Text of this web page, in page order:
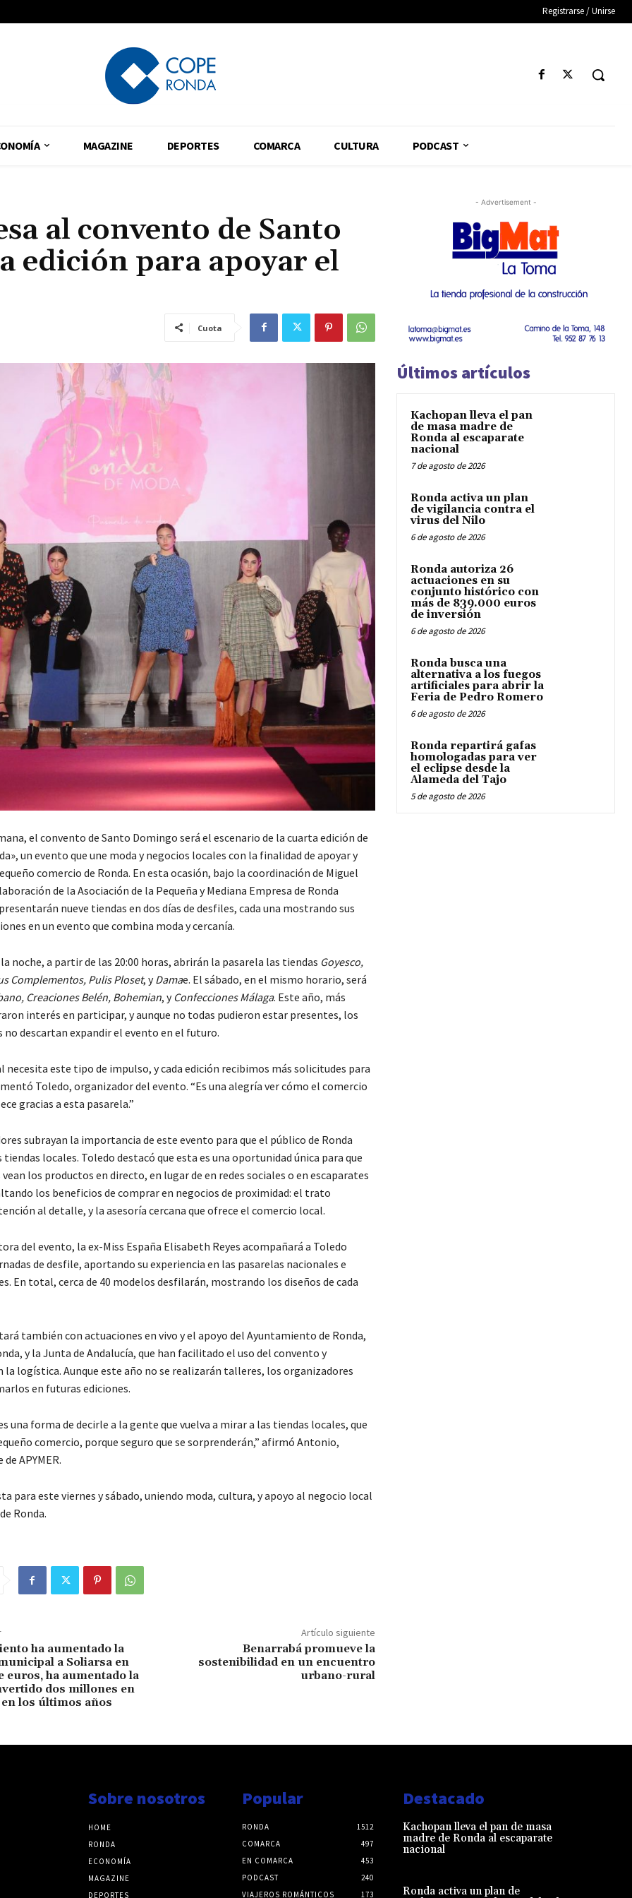
Registrarse / Unirse
MAGAZINE DEPORTES COMARCA CULTURA PODCAST
al convento de Santo
edición para apoyar el
Cuota
el convento de Santo Domingo será el escenario de la cuarta edición de
un evento que une moda y negocios locales con la finalidad de apoyar y
comercio de Ronda. En esta ocasión, bajo la coordinación de Miguel
de la Asociación de la Pequeña y Mediana Empresa de Ronda
nueve tiendas en dos días de desfiles, cada una mostrando sus
en un evento que combina moda y cercanía.
noche, a partir de las 20:00 horas, abrirán la pasarela las tiendas Goyesco,
Complementos, Pulis Ploset, yDamae. El sábado, en el mismo horario, será
Creaciones Belén, Bohemian, y Confecciones Málaga. Este año, más
interés en participar, y aunque no todas pudieron estar presentes, los
no descartan expandir el evento en el futuro.
necesita este tipo de impulso, y cada edición recibimos más solicitudes para
Toledo, organizador del evento. “Es una alegría ver cómo el comercio
gracias a esta pasarela.”
subrayan la importancia de este evento para que el público de Ronda
tiendas locales. Toledo destacó que esta es una oportunidad única para que
los productos en directo, en lugar de en redes sociales o en escaparates
los beneficios de comprar en negocios de proximidad: el trato
al detalle, y la asesoría cercana que ofrece el comercio local.
del evento, la ex-Miss España Elisabeth Reyes acompañará a Toledo
de desfile, aportando su experiencia en las pasarelas nacionales e
En total, cerca de 40 modelos desfilarán, mostrando los diseños de cada
también con actuaciones en vivo y el apoyo del Ayuntamiento de Ronda,
y la Junta de Andalucía, que han facilitado el uso del convento y
la logística. Aunque este año no se realizarán talleres, los organizadores
en futuras ediciones.
una forma de decirle a la gente que vuelva a mirar a las tiendas locales, que
comercio, porque seguro que se sorprenderán,” afirmó Antonio,
APYMER.
para este viernes y sábado, uniendo moda, cultura, y apoyo al negocio local
Ronda.
ha aumentado la
a Soliarsa en
euros, ha aumentado la
dos millones en
los últimos años
Artículo siguiente
Benarrabá promueve la
sostenibilidad en un encuentro
urbano-rural
- Advertisement -
Últimos artículos
Kachopan lleva el pan
de masa madre de
Ronda al escaparate
nacional
7 de agosto de 2026
Ronda activa un plan
de vigilancia contra el
virus del Nilo
6 de agosto de 2026
Ronda autoriza 26
actuaciones en su
conjunto histórico con
más de 839.000 euros
de inversión
6 de agosto de 2026
Ronda busca una
alternativa a los fuegos
artificiales para abrir la
Feria de Pedro Romero
6 de agosto de 2026
Ronda repartirá gafas
homologadas para ver
el eclipse desde la
Alameda del Tajo
5 de agosto de 2026
Sobre nosotros
HOME
RONDA
ECONOMÍA
MAGAZINE
DEPORTES
Popular
RONDA
1512
COMARCA
497
EN COMARCA
453
PODCAST
240
VIAJEROS ROMÁNTICOS
173
Destacado
Kachopan lleva el pan de masa
madre de Ronda al escaparate
nacional
Ronda activa un plan de